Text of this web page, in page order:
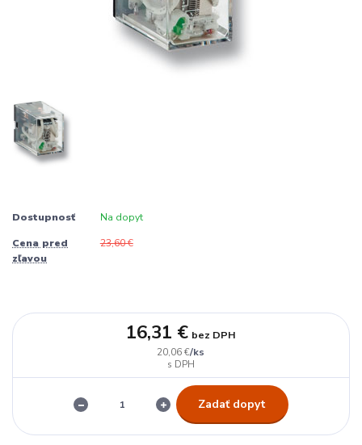
Dostupnosť Na dopyt
Cena pred
zľavou
23,60 €
20,06 €/ks
16,31 € bez DPH
Zadať dopyt